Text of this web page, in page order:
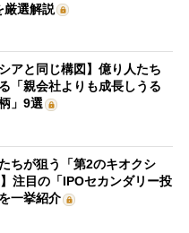
厳選解説
シアと同じ構図】億り人たち
「親会社よりも成長しうる
」9選
たちが狙う「第2のキオクシ
注目の「IPOセカンダリー投
一挙紹介